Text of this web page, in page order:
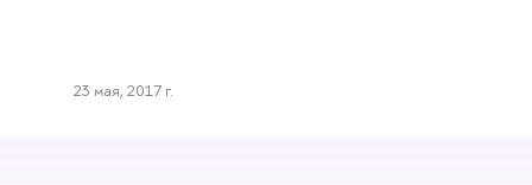
23 мая, 2017 г.